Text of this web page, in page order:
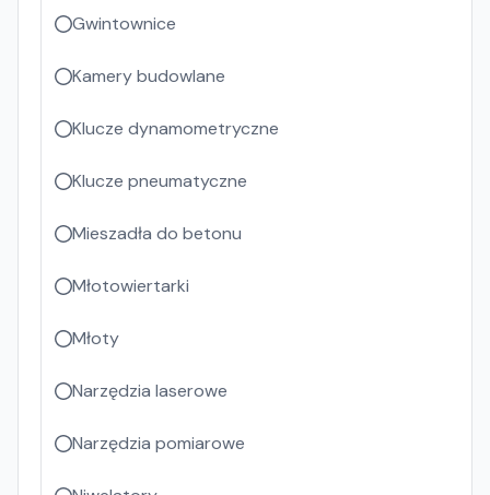
Gwintownice
Kamery budowlane
Klucze dynamometryczne
Klucze pneumatyczne
Mieszadła do betonu
Młotowiertarki
Młoty
Narzędzia laserowe
Narzędzia pomiarowe